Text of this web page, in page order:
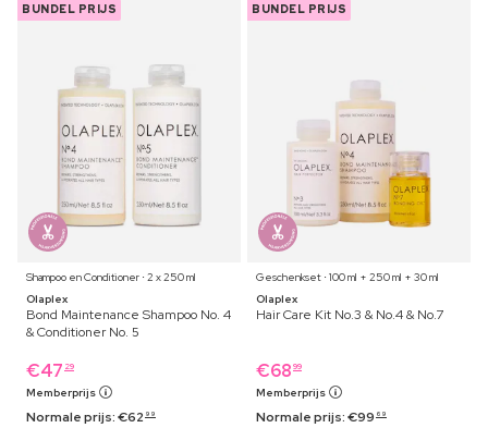
BUNDEL PRIJS
Shampoo en Conditioner ⋅ 2 x 250 ml
Olaplex
Bond Maintenance Shampoo No. 4
& Conditioner No. 5
€47 29
Memberprijs
Normale prijs:€62 99
BUNDEL PRIJS
Geschenkset ⋅ 100 ml + 250 ml + 30 ml
Olaplex
Hair Care Kit No.3 & No.4 & No.7
€68 99
Memberprijs
Normale prijs:€99 69